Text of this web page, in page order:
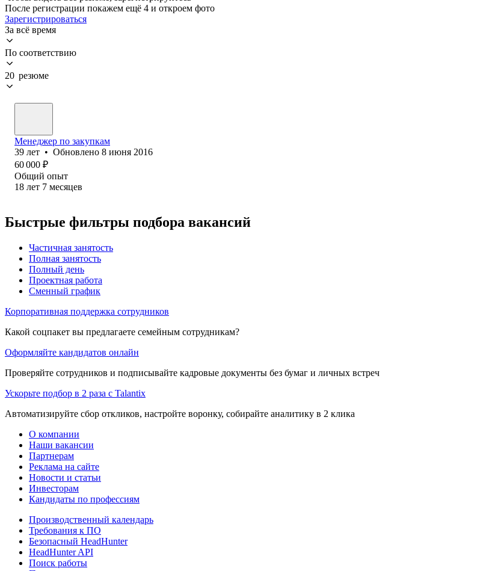
После регистрации покажем ещё 4 и откроем фото
Зарегистрироваться
За всё время
По соответствию
20 резюме
Менеджер по закупкам
39 лет • Обновлено 8 июня 2016
60 000 ₽
Общий опыт
18 лет 7 месяцев
Быстрые фильтры подбора вакансий
Частичная занятость
Полная занятость
Полный день
Проектная работа
Сменный график
Корпоративная поддержка сотрудников
Какой соцпакет вы предлагаете семейным сотрудникам?
Оформляйте кандидатов онлайн
Проверяйте сотрудников и подписывайте кадровые документы без бумаг и личных встреч
Ускорьте подбор в 2 раза с Talantix
Автоматизируйте сбор откликов, настройте воронку, собирайте аналитику в 2 клика
О компании
Наши вакансии
Партнерам
Реклама на сайте
Новости и статьи
Инвесторам
Кандидаты по профессиям
Производственный календарь
Требования к ПО
Безопасный HeadHunter
HeadHunter API
Поиск работы